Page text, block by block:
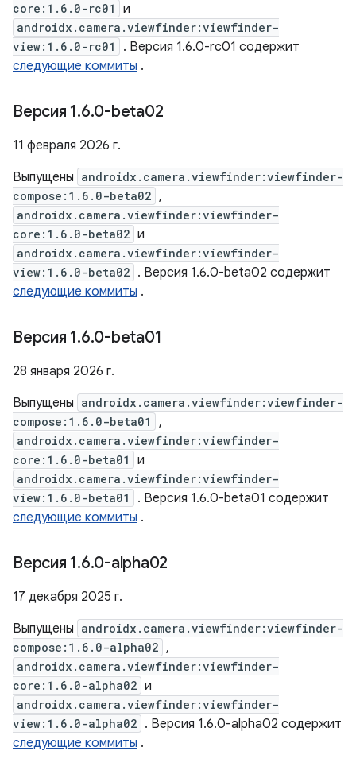
core:1.6.0-rc01
и
androidx.camera.viewfinder:viewfinder-
view:1.6.0-rc01
. Версия 1.6.0-rc01 содержит
следующие коммиты .
Версия 1.6.0-beta02
11 февраля 2026 г.
Выпущены androidx.camera.viewfinder:viewfinder-
compose:1.6.0-beta02 ,
androidx.camera.viewfinder:viewfinder-
core:1.6.0-beta02 и
androidx.camera.viewfinder:viewfinder-
view:1.6.0-beta02 . Версия 1.6.0-beta02 содержит
следующие коммиты .
Версия 1.6.0-beta01
28 января 2026 г.
Выпущены androidx.camera.viewfinder:viewfinder-
compose:1.6.0-beta01
,
androidx.camera.viewfinder:viewfinder-
core:1.6.0-beta01
и
androidx.camera.viewfinder:viewfinder-
view:1.6.0-beta01
. Версия 1.6.0-beta01 содержит
следующие коммиты .
Версия 1.6.0-alpha02
17 декабря 2025 г.
Выпущены androidx.camera.viewfinder:viewfinder-
compose:1.6.0-alpha02 ,
androidx.camera.viewfinder:viewfinder-
core:1.6.0-alpha02 и
androidx.camera.viewfinder:viewfinder-
view:1.6.0-alpha02 . Версия 1.6.0-alpha02 содержит
следующие коммиты .